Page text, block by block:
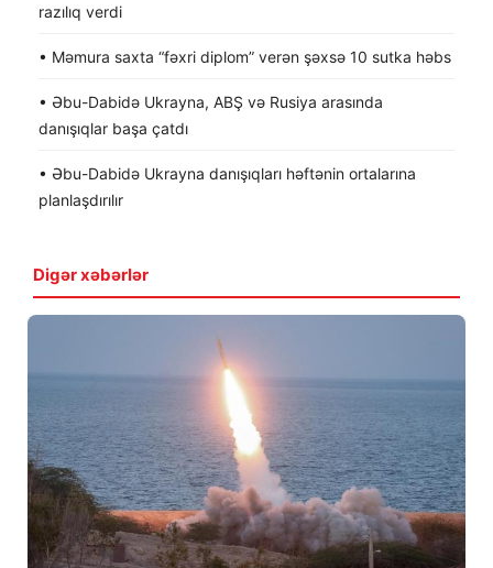
razılıq verdi
• Məmura saxta “fəxri diplom” verən şəxsə 10 sutka həbs
• Əbu-Dabidə Ukrayna, ABŞ və Rusiya arasında
danışıqlar başa çatdı
• Əbu-Dabidə Ukrayna danışıqları həftənin ortalarına
planlaşdırılır
Digər xəbərlər